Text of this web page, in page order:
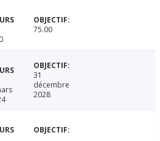
75.00
31
décembre
2028